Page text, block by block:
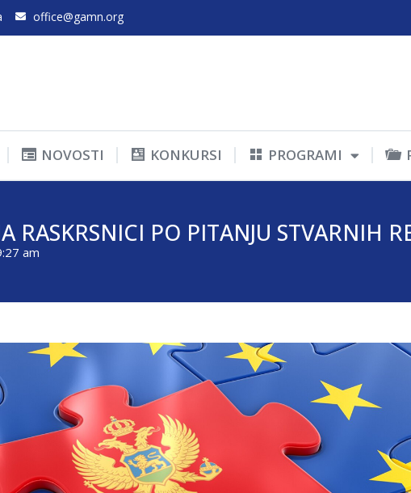
office@gamn.org
NOVOSTI KONKURSI PROGRAMI
RASKRSNICI PO PITANJU STVARNIH
am